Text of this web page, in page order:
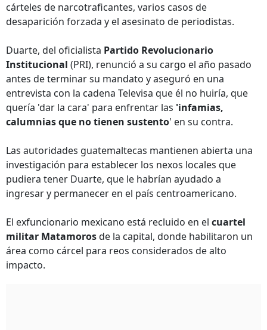
cárteles de narcotraficantes, varios casos de
desaparición forzada y el asesinato de periodistas.
Duarte, del oficialista Partido Revolucionario
Institucional (PRI), renunció a su cargo el año pasado
antes de terminar su mandato y aseguró en una
entrevista con la cadena Televisa que él no huiría, que
quería 'dar la cara' para enfrentar las 'infamias,
calumnias que no tienen sustento' en su contra.
Las autoridades guatemaltecas mantienen abierta una
investigación para establecer los nexos locales que
pudiera tener Duarte, que le habrían ayudado a
ingresar y permanecer en el país centroamericano.
El exfuncionario mexicano está recluido en el cuartel
militar Matamorosde la capital, donde habilitaron un
área como cárcel para reos considerados de alto
impacto.